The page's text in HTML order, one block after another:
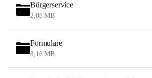
Bürgerservice
2,08 MB
Formulare
8,16 MB